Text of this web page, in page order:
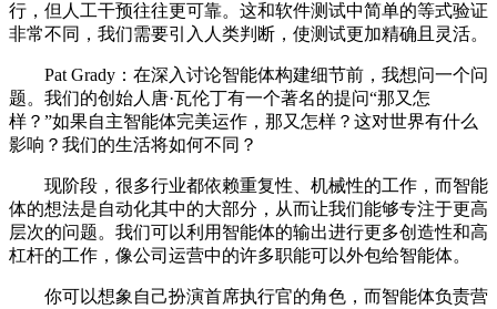
行，但人工干预往往更可靠。这和软件测试中简单的等式验证
非常不同，我们需要引入人类判断，使测试更加精确且灵活。
Pat Grady：在深入讨论智能体构建细节前，我想问一个问
题。我们的创始人唐·瓦伦丁有一个著名的提问“那又怎
样？”如果自主智能体完美运作，那又怎样？这对世界有什么
影响？我们的生活将如何不同？
现阶段，很多行业都依赖重复性、机械性的工作，而智能
体的想法是自动化其中的大部分，从而让我们能够专注于更高
层次的问题。我们可以利用智能体的输出进行更多创造性和高
杠杆的工作，像公司运营中的许多职能可以外包给智能体。
你可以想象自己扮演首席执行官的角色，而智能体负责营